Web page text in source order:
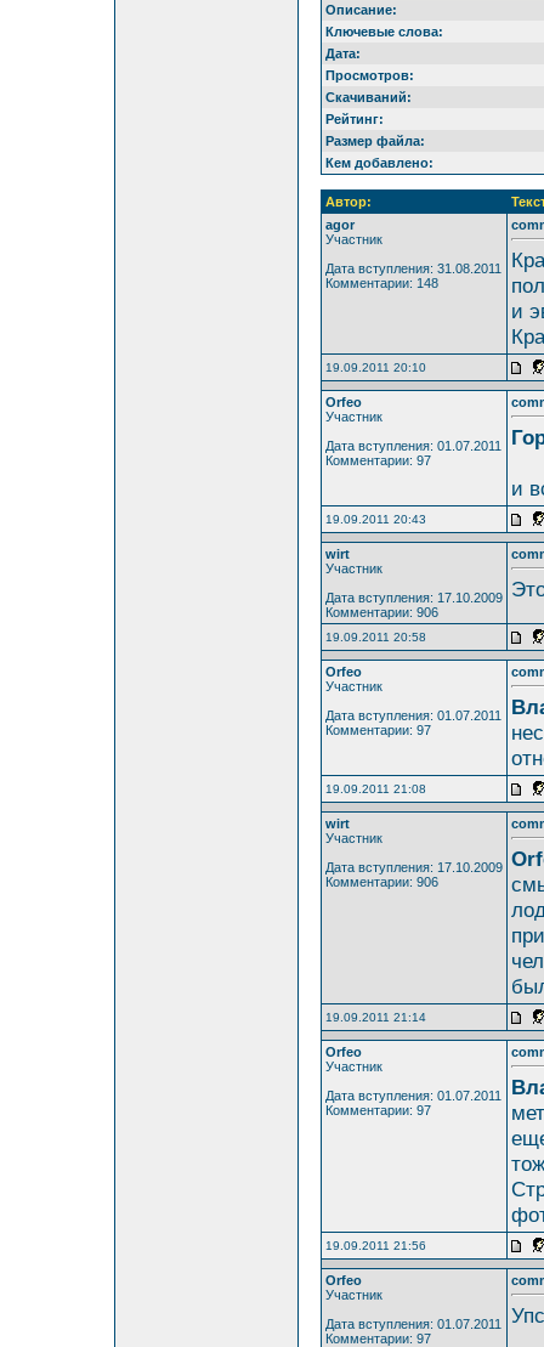
Описание:
Ключевые слова:
Дата:
Просмотров:
Скачиваний:
Рейтинг:
Размер файла:
Кем добавлено:
Автор:
agor
Участник
Дата вступления: 31.08.2011
Комментарии: 148
и
19.09.2011 20:10
Orfeo
Участник
Дата вступления: 01.07.2011
Комментарии: 97
и
19.09.2011 20:43
wirt
Участник
Дата вступления: 17.10.2009
Комментарии: 906
19.09.2011 20:58
Orfeo
Участник
Дата вступления: 01.07.2011
Комментарии: 97
19.09.2011 21:08
wirt
Участник
Дата вступления: 17.10.2009
Комментарии: 906
19.09.2011 21:14
Orfeo
Участник
Дата вступления: 01.07.2011
Комментарии: 97
19.09.2011 21:56
Orfeo
Участник
Дата вступления: 01.07.2011
Комментарии: 97